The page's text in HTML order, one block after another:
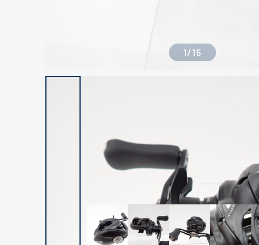
良
1/15